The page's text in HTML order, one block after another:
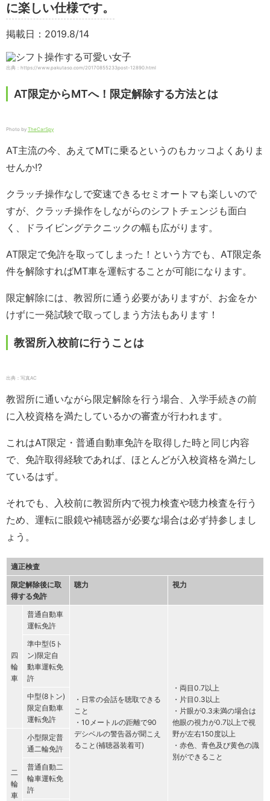
に楽しい仕様です。
掲載日：2019.8/14
出典：https://www.pakutaso.com/20170855233post-12890.html
AT限定からMTへ！限定解除する方法とは
Photo by TheCarSpy
AT主流の今、あえてMTに乗るというのもカッコよくありま
せんか!?
クラッチ操作なしで変速できるセミオートマも楽しいので
すが、クラッチ操作をしながらのシフトチェンジも面白
く、ドライビングテクニックの幅も広がります。
AT限定で免許を取ってしまった！という方でも、AT限定条
件を解除すればMT車を運転することが可能になります。
限定解除には、教習所に通う必要がありますが、お金をか
けずに一発試験で取ってしまう方法もあります！
教習所入校前に行うことは
出典：写真AC
教習所に通いながら限定解除を行う場合、入学手続きの前
に入校資格を満たしているかの審査が行われます。
これはAT限定・普通自動車免許を取得した時と同じ内容
で、免許取得経験であれば、ほとんどが入校資格を満たし
ているはず。
それでも、入校前に教習所内で視力検査や聴力検査を行う
ため、運転に眼鏡や補聴器が必要な場合は必ず持参しまし
ょう。
適正検査
限定解除後に取
得する免許
聴力 視力
四
輪
車
普通自動車
運転免許
・日常の会話を聴取できる
こと
・10メートルの距離で90
デシベルの警告器が聞こえ
ること(補聴器装着可)
・両目0.7以上
・片目0.3以上
・片眼が0.3未満の場合は
他眼の視力が0.7以上で視
野が左右150度以上
・赤色、青色及び黄色の識
別ができること
準中型(5ト
ン)限定自
動車運転免
許
中型(8トン)
限定自動車
運転免許
二
輪
車
小型限定普
通二輪免許
普通自動二
輪車運転免
許